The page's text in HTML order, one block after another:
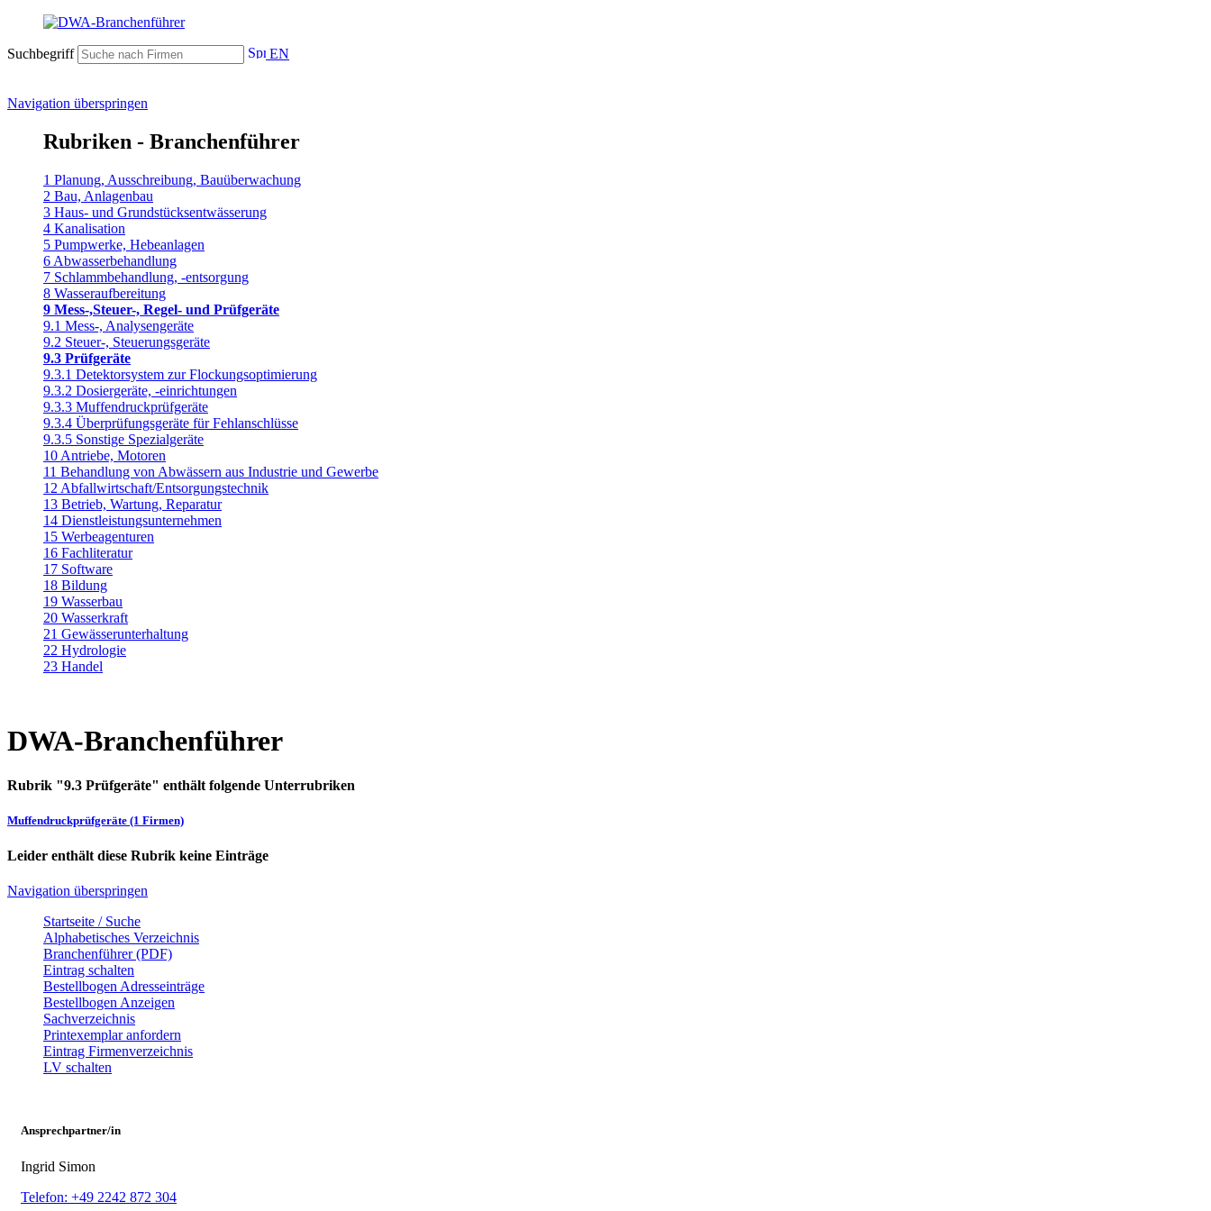
Suchbegriff EN
Navigation überspringen
Rubriken - Branchenführer
1 Planung, Ausschreibung, Bauüberwachung
2 Bau, Anlagenbau
3 Haus- und Grundstücksentwässerung
4 Kanalisation
5 Pumpwerke, Hebeanlagen
6 Abwasserbehandlung
7 Schlammbehandlung, -entsorgung
8 Wasseraufbereitung
9 Mess-,Steuer-, Regel- und Prüfgeräte
9.1 Mess-, Analysengeräte
9.2 Steuer-, Steuerungsgeräte
9.3 Prüfgeräte
9.3.1 Detektorsystem zur Flockungsoptimierung
9.3.2 Dosiergeräte, -einrichtungen
9.3.3 Muffendruckprüfgeräte
9.3.4 Überprüfungsgeräte für Fehlanschlüsse
9.3.5 Sonstige Spezialgeräte
10 Antriebe, Motoren
11 Behandlung von Abwässern aus Industrie und Gewerbe
12 Abfallwirtschaft/Entsorgungstechnik
13 Betrieb, Wartung, Reparatur
14 Dienstleistungsunternehmen
15 Werbeagenturen
16 Fachliteratur
17 Software
18 Bildung
19 Wasserbau
20 Wasserkraft
21 Gewässerunterhaltung
22 Hydrologie
23 Handel
DWA-Branchenführer
Rubrik "9.3 Prüfgeräte" enthält folgende Unterrubriken
Muffendruckprüfgeräte (1 Firmen)
Leider enthält diese Rubrik keine Einträge
Navigation überspringen
Startseite / Suche
Alphabetisches Verzeichnis
Branchenführer (PDF)
Eintrag schalten
Bestellbogen Adresseinträge
Bestellbogen Anzeigen
Sachverzeichnis
Printexemplar anfordern
Eintrag Firmenverzeichnis
LV schalten
Ansprechpartner/in
Ingrid Simon
Telefon: +49 2242 872 304